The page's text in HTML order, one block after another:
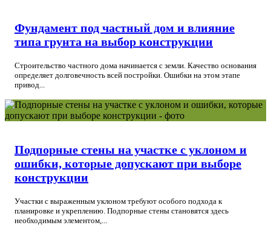
Фундамент под частный дом и влияние
типа грунта на выбор конструкции
Строительство частного дома начинается с земли. Качество основания
определяет долговечность всей постройки. Ошибки на этом этапе
привод...
Подпорные стены на участке с уклоном и
ошибки, которые допускают при выборе
конструкции
Участки с выраженным уклоном требуют особого подхода к
планировке и укреплению. Подпорные стены становятся здесь
необходимым элементом,...